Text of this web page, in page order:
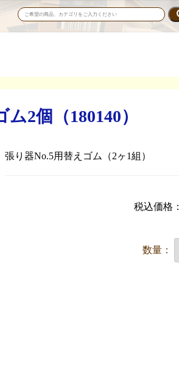
2個（180140）
張り器No.5用替えゴム（2ヶ1組）
税込価格：
数量：